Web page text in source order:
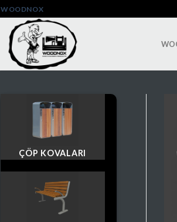
WOODNOX
ÇÖP KOVALARI